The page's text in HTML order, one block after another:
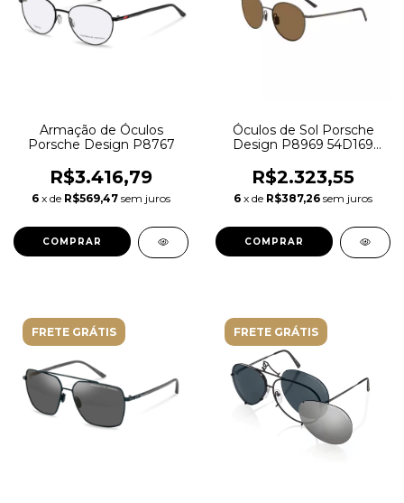
Armação de Óculos
Porsche Design P8767
R$3.416,79
6 x de R$569,47 sem juros
Óculos de Sol Porsche
Design P8969 54D169
na cor Marrom
R$2.323,55
6 x de R$387,26 sem juros
FRETE GRÁTIS FRETE GRÁTIS